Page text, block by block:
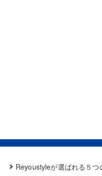
Reyoustyleが選ばれる５つ